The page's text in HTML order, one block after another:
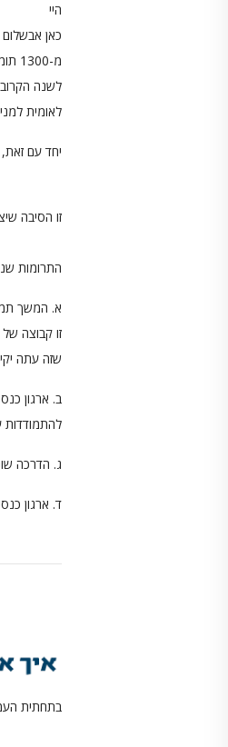
היי
כאן
מ-
לשנה
לאומית
יחד עם
זו הסיבה
התרומות
א. המשך
זו קבוצה
שזה עתה
ב. ארגון
ג. הדרכה שוטפת של כ -20 מנחים
ד. ארגון
בתחתית